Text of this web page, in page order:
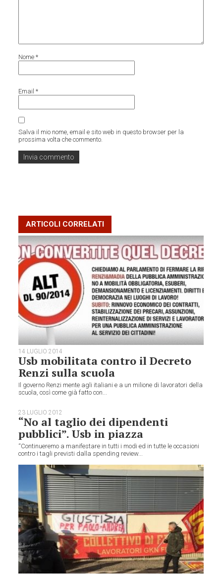
Nome*
Email*
Salva il mio nome, email e sito web in questo browser per la
prossima volta che commento.
ARTICOLI CORRELATI
14 LUGLIO 2014
Usb mobilitata contro il Decreto
Renzi sulla scuola
Il governo Renzi mente agli italiani e a un milione di lavoratori della
scuola, così come già fatto con...
23 LUGLIO 2012
“No al taglio dei dipendenti
pubblici”. Usb in piazza
“Continueremo a manifestare in tutti i modi ed in tutte le occasioni
contro i tagli previsti dalla spending review...